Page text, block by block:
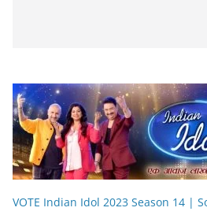
VOTE Indian Idol 2023 Season 14 |